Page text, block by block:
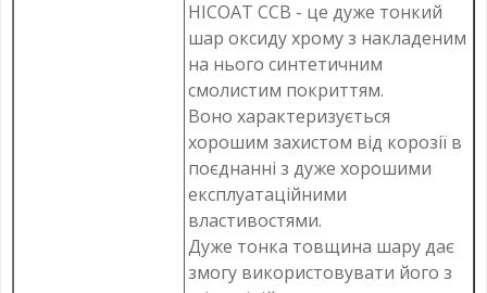
HICOAT CCB - це дуже тонкий
шар оксиду хрому з накладеним
на нього синтетичним
смолистим покриттям.
Воно характеризується
хорошим захистом від корозії в
поєднанні з дуже хорошими
експлуатаційними
властивостями.
Дуже тонка товщина шару дає
змогу використовувати його з